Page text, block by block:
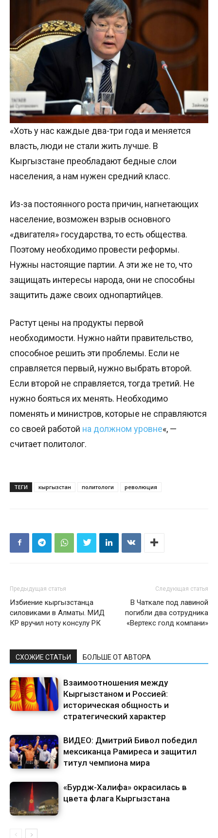
«Хоть у нас каждые два-три года и меняется
власть, люди не стали жить лучше. В
Кыргызстане преобладают бедные слои
населения, а нам нужен средний класс.
Из-за постоянного роста причин, нагнетающих
население, возможен взрыв основного
«двигателя» государства, то есть общества.
Поэтому необходимо провести реформы.
Нужны настоящие партии. А эти же не то, что
защищать интересы народа, они не способны
защитить даже своих однопартийцев.
Растут цены на продукты первой
необходимости. Нужно найти правительство,
способное решить эти проблемы. Если не
справляется первый, нужно выбрать второй.
Если второй не справляется, тогда третий. Не
нужно бояться их менять. Необходимо
поменять и министров, которые не справляются
со своей работой на должном уровне«, —
считает политолог.
ТЕГИ кыргызстан политологи революция
Предыдущая статья
Избиение кыргызстанца
силовиками в Алматы. МИД
КР вручил ноту консулу РК
Следующая статья
В Чаткале под лавиной
погибли два сотрудника
«Вертекс голд компани»
СХОЖИЕ СТАТЬИ БОЛЬШЕ ОТ АВТОРА
Взаимоотношения между
Кыргызстаном и Россией:
историческая общность и
стратегический характер
ВИДЕО: Дмитрий Бивол победил
мексиканца Рамиреса и защитил
титул чемпиона мира
«Бурдж-Халифа» окрасилась в
цвета флага Кыргызстана